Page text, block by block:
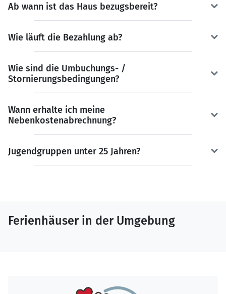
Ab wann ist das Haus bezugsbereit?
Wie läuft die Bezahlung ab?
Wie sind die Umbuchungs- /
Stornierungsbedingungen?
Wann erhalte ich meine
Nebenkostenabrechnung?
Jugendgruppen unter 25 Jahren?
Ferienhäuser in der Umgebung